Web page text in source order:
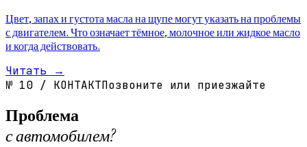
Цвет, запах и густота масла на щупе могут указать на проблемы
с двигателем. Что означает тёмное, молочное или жидкое масло
и когда действовать.
Читать →
№ 10 / КОНТАКТПозвоните или приезжайте
Проблема
с автомобилем?